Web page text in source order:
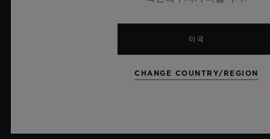
미국
CHANGE COUNTRY/REGION